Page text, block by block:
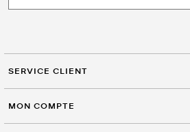
SERVICE CLIENT
MON COMPTE